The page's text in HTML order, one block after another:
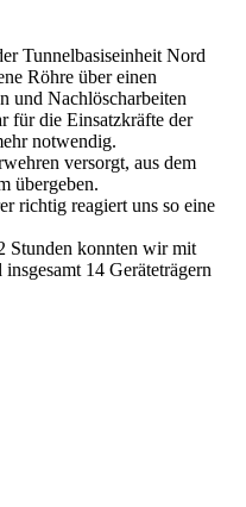
Tunnelbasiseinheit Nord
Röhre über einen
und Nachlöscharbeiten
für die Einsatzkräfte der
notwendig.
versorgt, aus dem
übergeben.
richtig reagiert uns so eine
Stunden konnten wir mit
14 Geräteträgern